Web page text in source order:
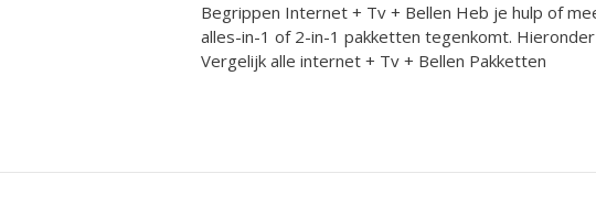
Begrippen Internet + Tv + Bellen Heb je hulp of
alles-in-1 of 2-in-1 pakketten tegenkomt.
Vergelijk alle internet + Tv + Bellen Pakketten